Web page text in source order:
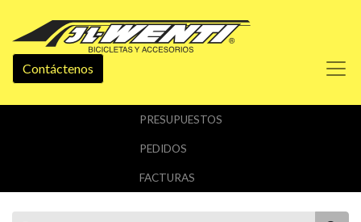
Contáctenos
PRESUPUESTOS
PEDIDOS
FACTURAS